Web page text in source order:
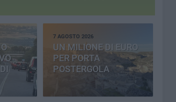
7 AGOSTO 2026
UN MILIONE DI EURO
PER PORTA
POSTERGOLA